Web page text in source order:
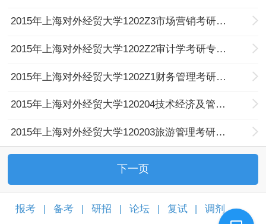
2015年上海对外经贸大学1202Z3市场营销考研专业目录及考试科目
2015年上海对外经贸大学1202Z2审计学考研专业目录及考试科目
2015年上海对外经贸大学1202Z1财务管理考研专业目录及考试科目
2015年上海对外经贸大学120204技术经济及管理考研专业目录及考试科目
2015年上海对外经贸大学120203旅游管理考研专业目录及考试科目
下一页
报考 备考 研招 论坛 复试 调剂